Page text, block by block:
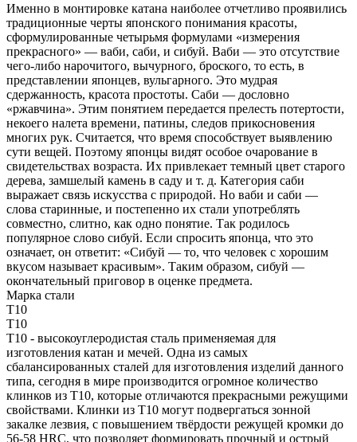
Именно в монтировке катана наиболее отчетливо проявились
традиционные черты японского понимания красоты,
сформулированные четырьмя формулами «измерения
прекрасного» — ваби, саби, и сибуй. Ваби — это отсутствие
чего-либо нарочитого, вычурного, броского, то есть, в
представлении японцев, вульгарного. Это мудрая
сдержанность, красота простоты. Саби — дословно
«ржавчина». Этим понятием передается прелесть потертости,
некоего налета времени, патины, следов прикосновения
многих рук. Считается, что время способствует выявлению
сути вещей. Поэтому японцы видят особое очарование в
свидетельствах возраста. Их привлекает темный цвет старого
дерева, замшелый камень в саду и т. д. Категория саби
выражает связь искусства с природой. Но ваби и саби —
слова старинные, и постепенно их стали употреблять
совместно, слитно, как одно понятие. Так родилось
популярное слово сибуй. Если спросить японца, что это
означает, он ответит: «Сибуй — то, что человек с хорошим
вкусом называет красивым». Таким образом, сибуй —
окончательный приговор в оценке предмета.
Марка стали
T10
T10
T10 - высокоуглеродистая сталь применяемая для
изготовления катан и мечей. Одна из самых
сбалансированных сталей для изготовления изделий данного
типа, сегодня в мире производится огромное количество
клинков из T10, которые отличаются прекрасными режущими
свойствами. Клинки из T10 могут подвергаться зонной
закалке лезвия, с повышением твёрдости режущей кромки до
56-58 HRC, что позволяет формировать прочный и острый